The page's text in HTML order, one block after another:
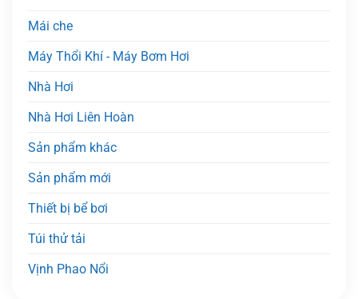
Mái che
Máy Thổi Khí - Máy Bơm Hơi
Nhà Hơi
Nhà Hơi Liên Hoàn
Sản phẩm khác
Sản phẩm mới
Thiết bị bể bơi
Túi thử tải
Vịnh Phao Nổi